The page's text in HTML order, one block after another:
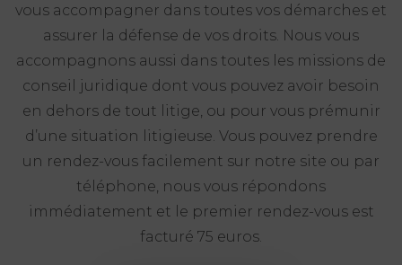
vous accompagner dans toutes vos démarches et
assurer la défense de vos droits. Nous vous
accompagnons aussi dans toutes les missions de
conseil juridique dont vous pouvez avoir besoin
en dehors de tout litige, ou pour vous prémunir
d’une situation litigieuse. Vous pouvez prendre
un rendez-vous facilement sur notre site ou par
téléphone, nous vous répondons
immédiatement et le premier rendez-vous est
facturé 75 euros.